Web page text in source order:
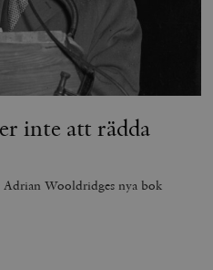
inte att rädda
Adrian Wooldridges nya bok